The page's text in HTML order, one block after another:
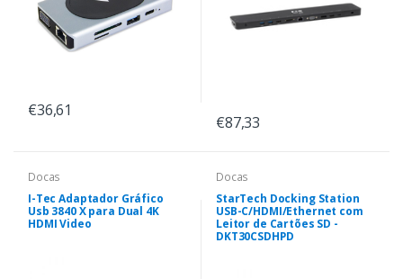
€36,61
€87,33
Docas
I-Tec Adaptador Gráfico
Usb 3840 X para Dual 4K
HDMI Video
Docas
StarTech Docking Station
USB-C/HDMI/Ethernet com
Leitor de Cartões SD -
DKT30CSDHPD